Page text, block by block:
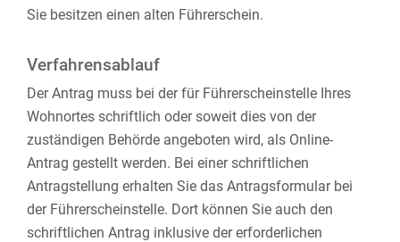
Sie besitzen einen alten Führerschein.
Verfahrensablauf
Der Antrag muss bei der für Führerscheinstelle Ihres
Wohnortes schriftlich oder soweit dies von der
zuständigen Behörde angeboten wird, als Online-
Antrag gestellt werden. Bei einer schriftlichen
Antragstellung erhalten Sie das Antragsformular bei
der Führerscheinstelle. Dort können Sie auch den
schriftlichen Antrag inklusive der erforderlichen